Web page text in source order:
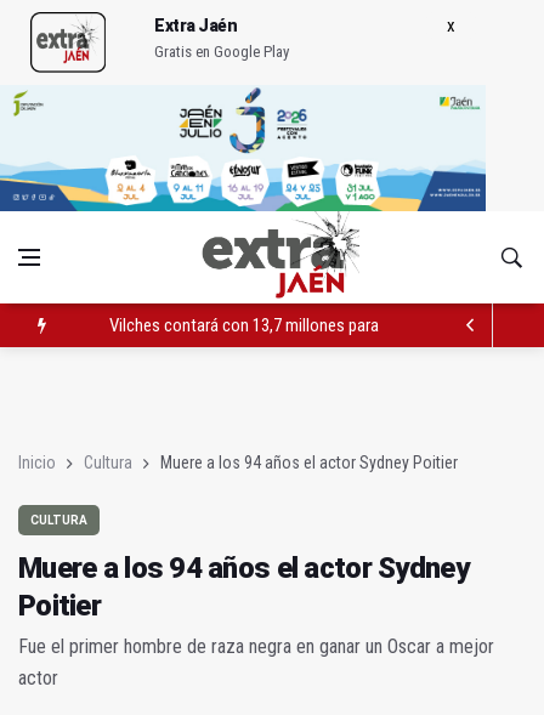
Extra Jaén
Gratis en Google Play
Vilches contará con 13,7 millones para los daños del temporal
Inicio Cultura Muere a los 94 años el actor Sydney Poitier
CULTURA
Muere a los 94 años el actor Sydney
Poitier
Fue el primer hombre de raza negra en ganar un Oscar a mejor
actor